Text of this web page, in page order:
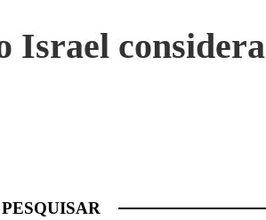
Israel considera
PESQUISAR